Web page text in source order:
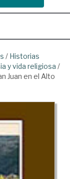
/ Historias
y vida religiosa /
Juan en el Alto